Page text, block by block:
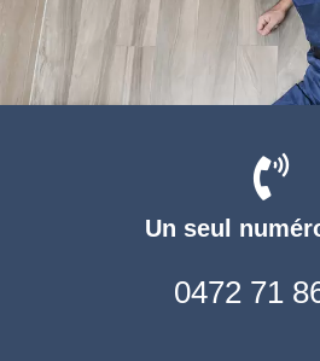
Un seul
0472 71